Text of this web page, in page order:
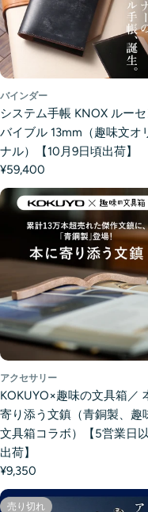
バインダー
システム手帳 KNOX ルーセ
バイブル 13mm（趣味文オ
ナル）【10月9日頃出荷】
¥59,400
アクセサリー
KOKUYO×趣味の文具箱／
寄り添う文鎮（青銅製、趣
文具箱コラボ）【5営業日
出荷】
¥9,350
売り切れ